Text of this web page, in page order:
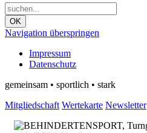
OK
Navigation überspringen
Impressum
Datenschutz
gemeinsam • sportlich • stark
Mitgliedschaft Wertekarte Newsletter